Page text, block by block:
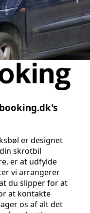
er designet
skrotbil
er at udfylde
vi arrangerer
du slipper for at
at kontakte
os af alt det